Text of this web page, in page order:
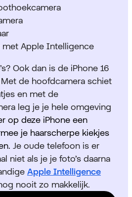
met Apple Intelligence
Ook dan is de iPhone 16
de hoofdcamera schiet
en met de
leg je je hele omgeving
op deze iPhone een
je haarscherpe kiekjes
Je oude telefoon is er
niet als je je foto’s daarna
Apple Intelligence
nooit zo makkelijk.